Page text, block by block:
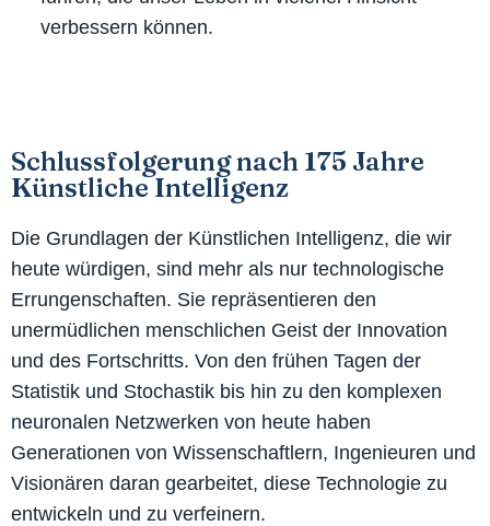
verbessern können.
Schlussfolgerung nach 175 Jahre
Künstliche Intelligenz
Die Grundlagen der Künstlichen Intelligenz, die wir
heute würdigen, sind mehr als nur technologische
Errungenschaften. Sie repräsentieren den
unermüdlichen menschlichen Geist der Innovation
und des Fortschritts. Von den frühen Tagen der
Statistik und Stochastik bis hin zu den komplexen
neuronalen Netzwerken von heute haben
Generationen von Wissenschaftlern, Ingenieuren und
Visionären daran gearbeitet, diese Technologie zu
entwickeln und zu verfeinern.